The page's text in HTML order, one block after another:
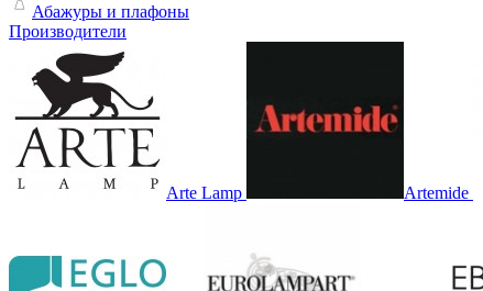
Абажуры и плафоны
Производители
Arte Lamp Artemide